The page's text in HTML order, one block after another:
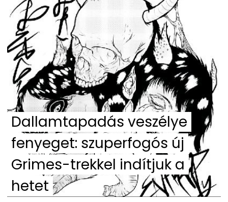
Dallamtapadás veszélye
fenyeget: szuperfogós új
Grimes-trekkel indítjuk a
hetet